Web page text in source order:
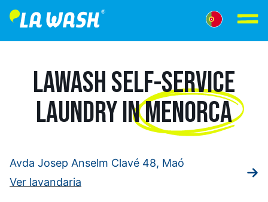
LAWASH SELF-SERVICE
LAUNDRY INMENORCA
Avda Josep Anselm Clavé 48, Maó
Ver lavandaria